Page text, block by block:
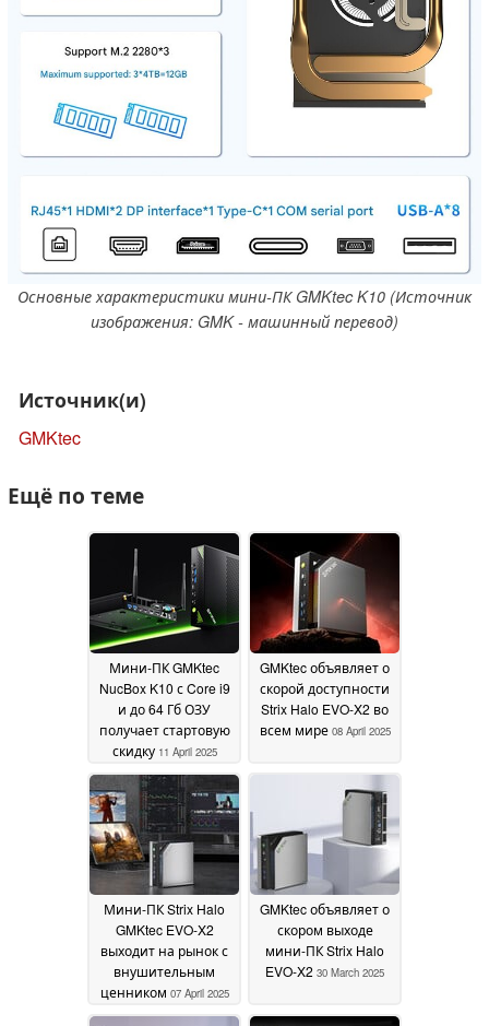
Основные характеристики мини-ПК GMKtec K10 (Источник
изображения: GMK - машинный перевод)
Источник(и)
GMKtec
Ещё по теме
Мини-ПК GMKtec
NucBox K10 с Core i9
и до 64 Гб ОЗУ
получает стартовую
скидку 11 April 2025
GMKtec объявляет о
скорой доступности
Strix Halo EVO-X2 во
всем мире 08 April 2025
Мини-ПК Strix Halo
GMKtec EVO-X2
выходит на рынок с
внушительным
ценником 07 April 2025
GMKtec объявляет о
скором выходе
мини-ПК Strix Halo
EVO-X2 30 March 2025